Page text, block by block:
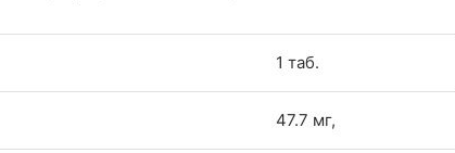
1 таб.
47.7 мг,